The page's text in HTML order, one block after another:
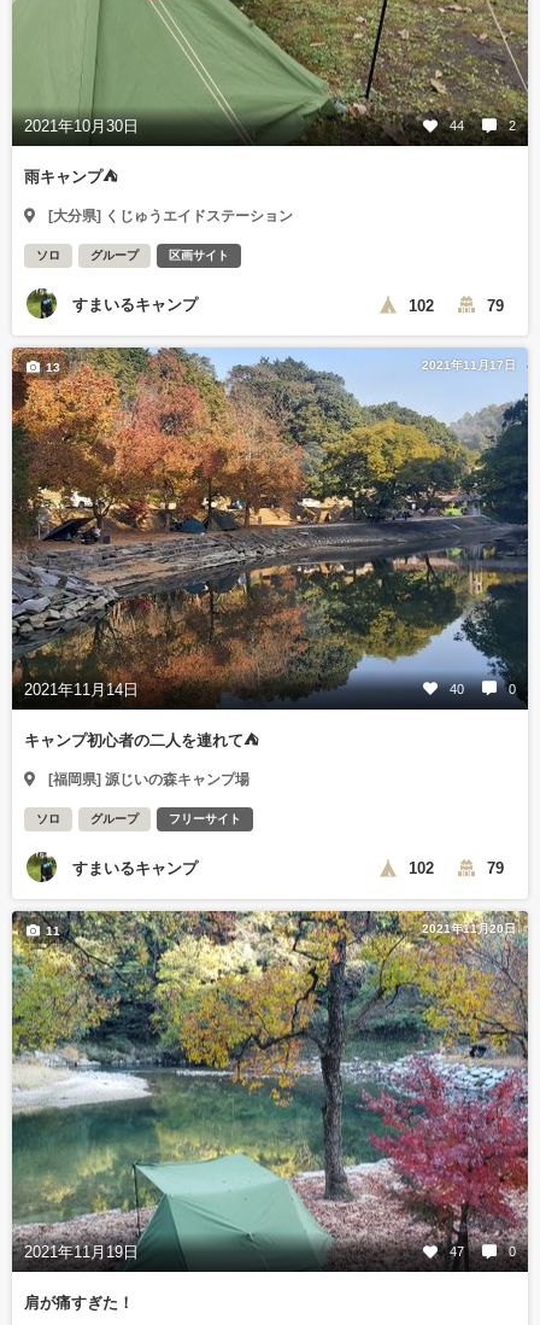
2021年10月30日 44 2
雨キャンプ⛺
[大分県] くじゅうエイドステーション
ソロ グループ 区画サイト
すまいるキャンプ 102 79
2021年11月17日
2021年11月14日 40 0
13
キャンプ初心者の二人を連れて⛺
[福岡県] 源じいの森キャンプ場
ソロ グループ フリーサイト
すまいるキャンプ 102 79
2021年11月20日
2021年11月19日 47 0
11
肩が痛すぎた！